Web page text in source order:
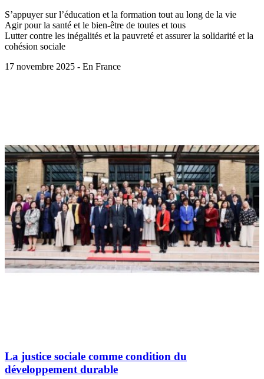
S’appuyer sur l’éducation et la formation tout au long de la vie
Agir pour la santé et le bien-être de toutes et tous
Lutter contre les inégalités et la pauvreté et assurer la solidarité et la
cohésion sociale
17 novembre 2025 - En France
La justice sociale comme condition du
développement durable